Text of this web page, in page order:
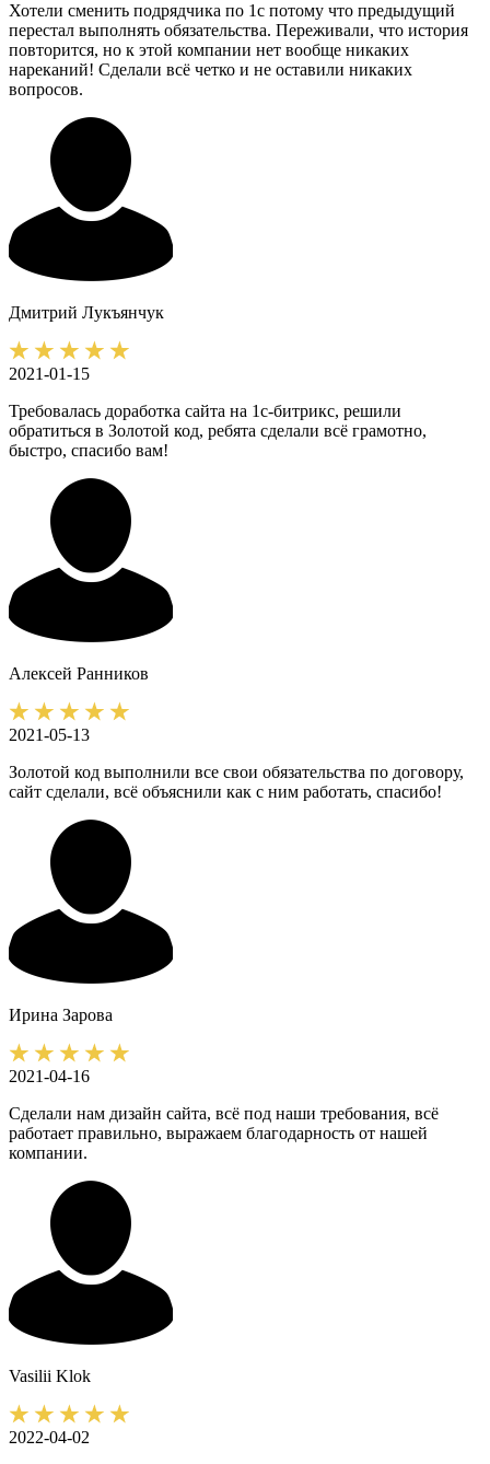
Хотели сменить подрядчика по 1с потому что предыдущий
перестал выполнять обязательства. Переживали, что история
повторится, но к этой компании нет вообще никаких
нареканий! Сделали всё четко и не оставили никаких
вопросов.
Дмитрий Лукъянчук
2021-01-15
Требовалась доработка сайта на 1с-битрикс, решили
обратиться в Золотой код, ребята сделали всё грамотно,
быстро, спасибо вам!
Алексей Ранников
2021-05-13
Золотой код выполнили все свои обязательства по договору,
сайт сделали, всё объяснили как с ним работать, спасибо!
Ирина Зарова
2021-04-16
Сделали нам дизайн сайта, всё под наши требования, всё
работает правильно, выражаем благодарность от нашей
компании.
Vasilii Klok
2022-04-02